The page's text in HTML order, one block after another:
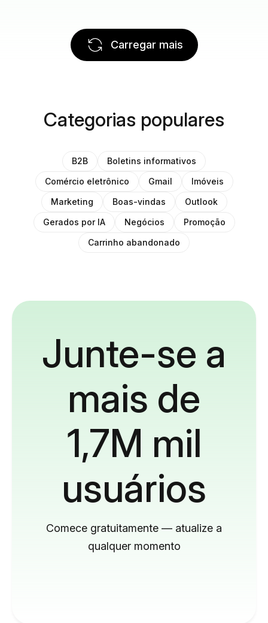
Carregar mais
Categorias populares
B2B
Boletins informativos
Comércio eletrônico
Gmail
Imóveis
Marketing
Boas-vindas
Outlook
Gerados por IA
Negócios
Promoção
Carrinho abandonado
Junte-se a
mais de
1,7M mil
usuários
Comece gratuitamente — atualize a
qualquer momento